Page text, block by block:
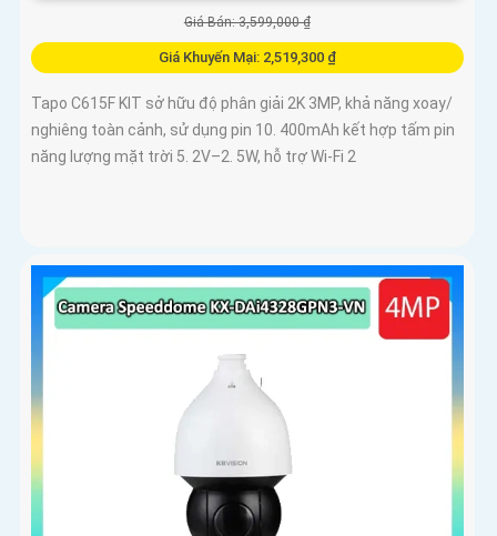
Giá Bán: 3,599,000 ₫
Giá Khuyến Mại: 2,519,300 ₫
Tapo C615F KIT sở hữu độ phân giải 2K 3MP, khả năng xoay/
nghiêng toàn cảnh, sử dụng pin 10. 400mAh kết hợp tấm pin
năng lượng mặt trời 5. 2V–2. 5W, hỗ trợ Wi-Fi 2